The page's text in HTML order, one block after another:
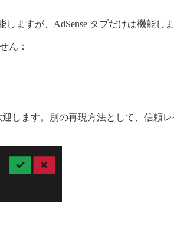
ますが、AdSense タブだけは機能しま
ん：
します。別の再現方法として、信頼